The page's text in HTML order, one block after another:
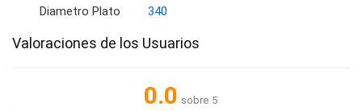
Diametro Plato
340
Valoraciones de los Usuarios
0.0 sobre 5